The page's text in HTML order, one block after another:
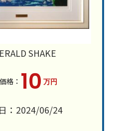
SHAKE
10 万円
：2024/06/24